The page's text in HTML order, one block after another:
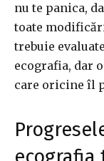
nu te panica,
toate
trebuie
ecografia, dar
care oricine îl